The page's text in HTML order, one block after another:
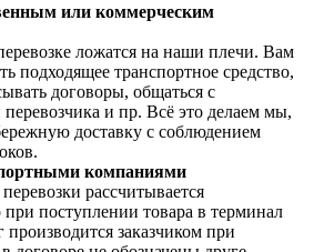
или коммерческим
ложатся на наши плечи. Вам
подходящее транспортное средство,
договоры, общаться с
перевозчика и пр. Всё это делаем мы,
доставку с соблюдением
компаниями
рассчитывается
при поступлении товара в терминал
заказчиком при